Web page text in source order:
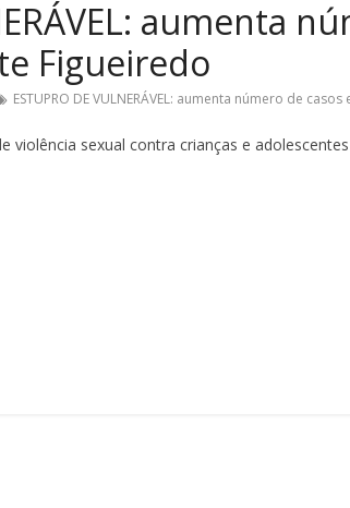
aumenta
Figueiredo
ESTUPRO DE VULNERÁVEL: aumenta número de
violência sexual contra crianças e